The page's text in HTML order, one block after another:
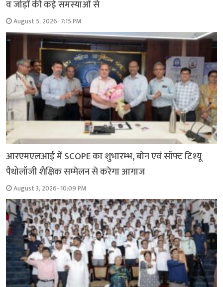
व जोड़ों की कई समस्याओं से
August 5, 2026- 7:15 PM
आरएमएलआई में SCOPE का शुभारम्भ, बोन एवं सॉफ्ट टिश्यू
पैथोलॉजी शैक्षिक सम्मेलन से करेगा आगाज
August 3, 2026- 10:09 PM